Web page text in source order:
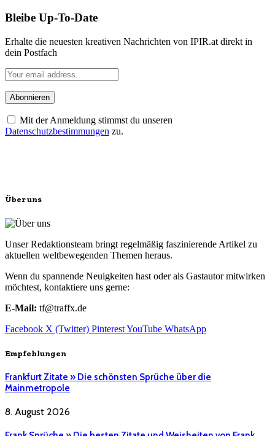
Bleibe Up-To-Date
Erhalte die neuesten kreativen Nachrichten von IPIR.at direkt in
dein Postfach
Mit der Anmeldung stimmst du unseren
Datenschutzbestimmungen zu.
Über uns
Unser Redaktionsteam bringt regelmäßig faszinierende Artikel zu
aktuellen weltbewegenden Themen heraus.
Wenn du spannende Neuigkeiten hast oder als Gastautor mitwirken
möchtest, kontaktiere uns gerne:
E-Mail: tf@traffx.de
Facebook X (Twitter) PinterestYouTube WhatsApp
Empfehlungen
Frankfurt Zitate » Die schönsten Sprüche über die
Mainmetropole
8. August 2026